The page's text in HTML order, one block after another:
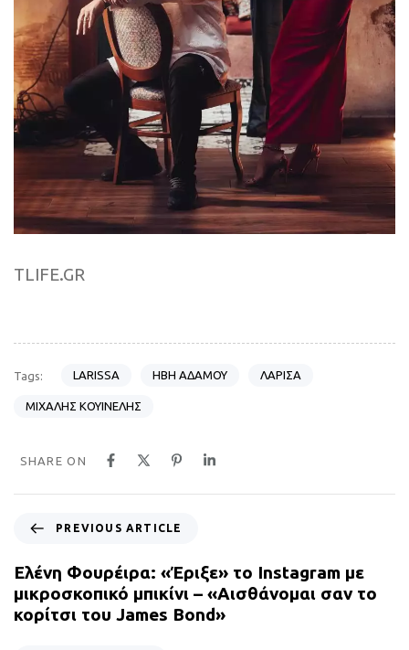
TLIFE.GR
Tags: LARISSA ΗΒΗ ΑΔΑΜΟΥ ΛΑΡΙΣΑ
ΜΙΧΑΛΗΣ ΚΟΥΙΝΕΛΗΣ
SHARE ON
e
v
i
o
PREVIOUS ARTICLE
Ελένη Φουρέιρα: «Έριξε» το Instagram με
μικροσκοπικό μπικίνι – «Αισθάνομαι σαν το
κορίτσι του James Bond»